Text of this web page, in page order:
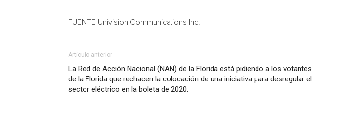
FUENTE Univision Communications Inc.
Artículo anterior
La Red de Acción Nacional (NAN) de la Florida está pidiendo a los votantes
de la Florida que rechacen la colocación de una iniciativa para desregular el
sector eléctrico en la boleta de 2020.